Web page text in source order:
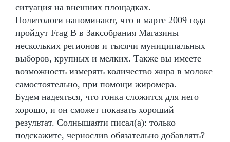
ситуация на внешних площадках.
Политологи напоминают, что в марте 2009 года
пройдут Frag В в Заксобрания Магазины
нескольких регионов и тысячи муниципальных
выборов, крупных и мелких. Также вы имеете
возможность измерять количество жира в молоке
самостоятельно, при помощи жиромера.
Будем надеяться, что гонка сложится для него
хорошо, и он сможет показать хороший
результат. Солнышаяти писал(а): только
подскажите, чернослив обязательно добавлять?